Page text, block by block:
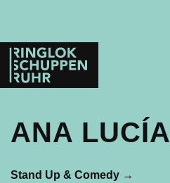
Ringlokschuppen
Ruhr
ANA LUCÍA
Stand Up & Comedy →